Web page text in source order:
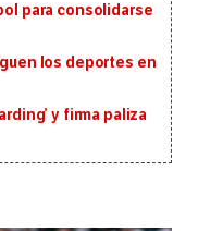
para consolidarse
los deportes en
y firma paliza